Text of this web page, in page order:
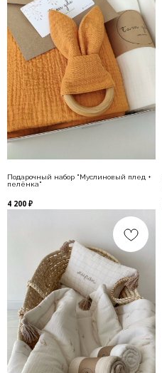
Подарочный набор "Муслиновый плед +
пелёнка"
4 200 ₽